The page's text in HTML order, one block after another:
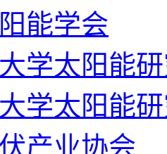
能学会
学太阳能
学太阳能
产业协会